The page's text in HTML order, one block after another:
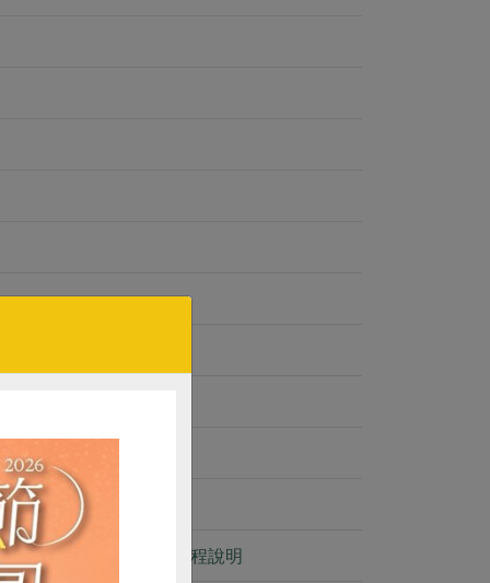
排-到貨異常及處理流程說明